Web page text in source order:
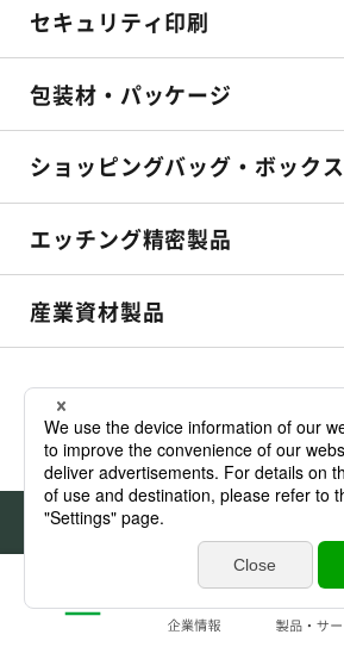
セキュリティ印刷
包装材・パッケージ
ショッピングバッグ・ボックス
エッチング精密製品
産業資材製品